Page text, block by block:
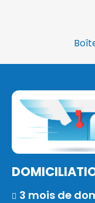
3 mois de